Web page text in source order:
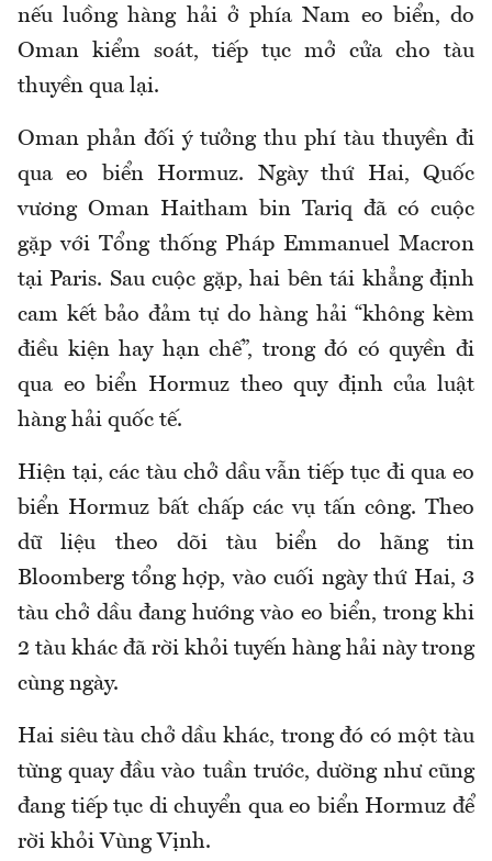
nếu luồng hàng hải ở phía Nam eo biển, do
Oman kiểm soát, tiếp tục mở cửa cho tàu
thuyền qua lại.
Oman phản đối ý tưởng thu phí tàu thuyền đi
qua eo biển Hormuz. Ngày thứ Hai, Quốc
vương Oman Haitham bin Tariq đã có cuộc
gặp với Tổng thống Pháp Emmanuel Macron
tại Paris. Sau cuộc gặp, hai bên tái khẳng định
cam kết bảo đảm tự do hàng hải “không kèm
điều kiện hay hạn chế”, trong đó có quyền đi
qua eo biển Hormuz theo quy định của luật
hàng hải quốc tế.
Hiện tại, các tàu chở dầu vẫn tiếp tục đi qua eo
biển Hormuz bất chấp các vụ tấn công. Theo
dữ liệu theo dõi tàu biển do hãng tin
Bloomberg tổng hợp, vào cuối ngày thứ Hai, 3
tàu chở dầu đang hướng vào eo biển, trong khi
2 tàu khác đã rời khỏi tuyến hàng hải này trong
cùng ngày.
Hai siêu tàu chở dầu khác, trong đó có một tàu
từng quay đầu vào tuần trước, dường như cũng
đang tiếp tục di chuyển qua eo biển Hormuz để
rời khỏi Vùng Vịnh.